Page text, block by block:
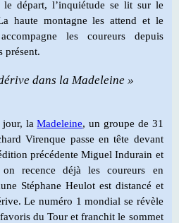
départ, l’inquiétude se lit sur le
haute montagne les attend et le
les coureurs depuis
présent.
dans la Madeleine »
jour, laMadeleine, un groupe de 31
Virenque passe en tête devant
précédente Miguel Indurain et
recence déjà les coureurs en
Stéphane Heulot est distancé et
Le numéro 1 mondial se révèle
du Tour et franchit le sommet